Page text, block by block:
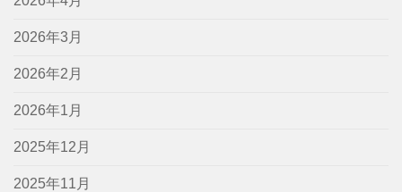
2026年3月
2026年2月
2026年1月
2025年12月
2025年11月